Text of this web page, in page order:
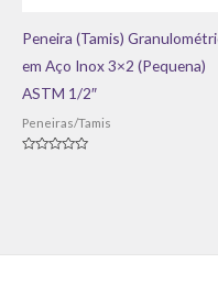
Peneira (Tamis)
em Aço Inox 3×2 (Pequena)
ASTM 1/2″
Peneiras/Tamis